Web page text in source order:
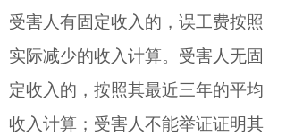
受害人有固定收入的，误工费按照
实际减少的收入计算。受害人无固
定收入的，按照其最近三年的平均
收入计算；受害人不能举证证明其